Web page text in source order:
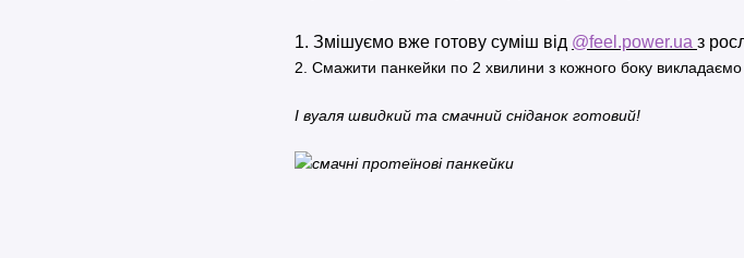
1. Змішуємо вже готову суміш від @feel.power.ua з
2. Смажити панкейки по 2 хвилини з кожного боку викладаємо
І вуаля швидкий та смачний сніданок готовий!